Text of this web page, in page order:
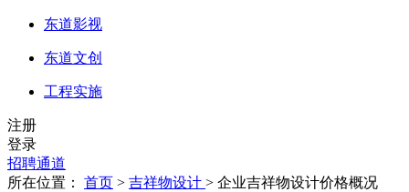
东道影视
东道文创
工程实施
注册
登录
招聘通道
所在位置： 首页 > 吉祥物设计 > 企业吉祥物设计价格概况